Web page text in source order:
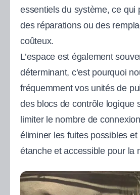
essentiels du système, ce qui
des réparations ou des
coûteux.
L’espace est également
déterminant, c’est pourquoi
fréquemment vos unités de
des blocs de contrôle logique
limiter le nombre de
éliminer les fuites possibles et
étanche et accessible pour la